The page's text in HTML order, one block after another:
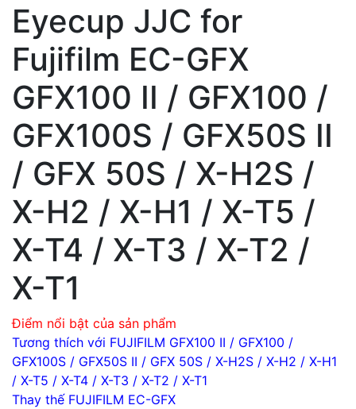
Eyecup JJC for
Fujifilm EC-GFX
GFX100 II / GFX100 /
GFX100S / GFX50S II
/ GFX 50S / X-H2S /
X-H2 / X-H1 / X-T5 /
X-T4 / X-T3 / X-T2 /
X-T1
Điểm nổi bật của sản phẩm
Tương thích với FUJIFILM GFX100 II / GFX100 /
GFX100S / GFX50S II / GFX 50S / X-H2S / X-H2 / X-H1
/ X-T5 / X-T4 / X-T3 / X-T2 / X-T1
Thay thế FUJIFILM EC-GFX